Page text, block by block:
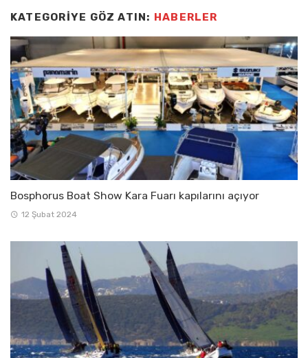
KATEGORIYE GÖZ ATIN: HABERLER
Bosphorus Boat Show Kara Fuarı kapılarını açıyor
12 Şubat 2024